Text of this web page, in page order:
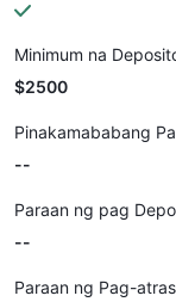
Minimum na
$2500
Pinakamababang
--
Paraan ng pag
--
Paraan ng Pag-atras